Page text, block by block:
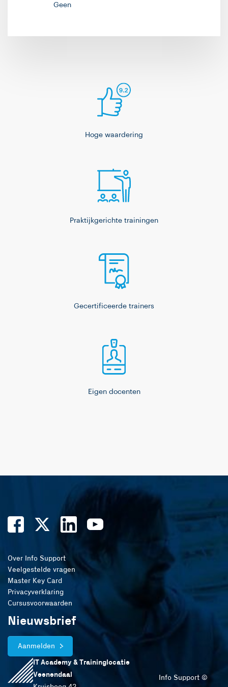
Geen
Hoge waardering
Praktijkgerichte trainingen
Gecertificeerde trainers
Eigen docenten
Over Info Support
Veelgestelde vragen
Master Key Card
Privacyverklaring
Cursusvoorwaarden
Nieuwsbrief
Aanmelden
IT Academy & Traininglocatie
Veenendaal
Info Support ©